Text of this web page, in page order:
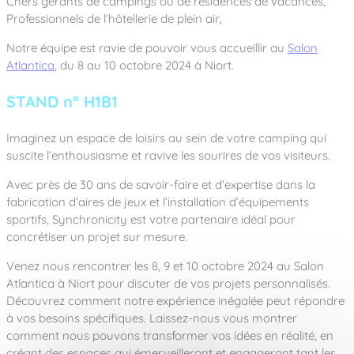
Professionnels de l’hôtellerie de plein air,
Notre équipe est ravie de pouvoir vous accueillir au Salon
Atlantica, du 8 au 10 octobre 2024 à Niort.
STAND n° H1B1
Imaginez un espace de loisirs au sein de votre camping qui
suscite l’enthousiasme et ravive les sourires de vos visiteurs.
Avec près de 30 ans de savoir-faire et d’expertise dans la
fabrication d’aires de jeux et l’installation d’équipements
sportifs, Synchronicity est votre partenaire idéal pour
concrétiser un projet sur mesure.
Venez nous rencontrer les 8, 9 et 10 octobre 2024 au Salon
Atlantica à Niort pour discuter de vos projets personnalisés.
Découvrez comment notre expérience inégalée peut répondre
à vos besoins spécifiques. Laissez-nous vous montrer
comment nous pouvons transformer vos idées en réalité, en